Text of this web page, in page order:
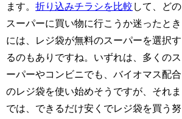
ます。折り込みチラシを比較 して、どの
スーパーに買い物に行こうか迷ったとき
には、レジ袋が無料のスーパーを選択す
るのもありですね。いずれは、多くのス
ーパーやコンビニでも、バイオマス配合
のレジ袋を使い始めそうですが、それま
では、できるだけ安くでレジ袋を買う努